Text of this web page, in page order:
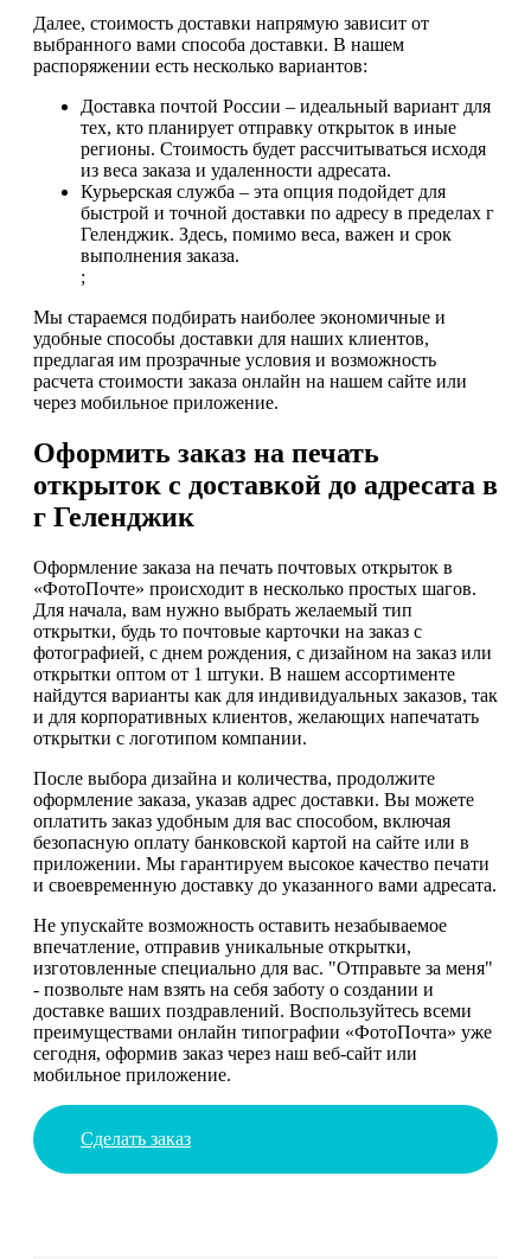
Далее, стоимость доставки напрямую зависит от
выбранного вами способа доставки. В нашем
распоряжении есть несколько вариантов:
Доставка почтой России – идеальный вариант для
тех, кто планирует отправку открыток в иные
регионы. Стоимость будет рассчитываться исходя
из веса заказа и удаленности адресата.
Курьерская служба – эта опция подойдет для
быстрой и точной доставки по адресу в пределах г
Геленджик. Здесь, помимо веса, важен и срок
выполнения заказа.
;
Мы стараемся подбирать наиболее экономичные и
удобные способы доставки для наших клиентов,
предлагая им прозрачные условия и возможность
расчета стоимости заказа онлайн на нашем сайте или
через мобильное приложение.
Оформить заказ на печать
открыток с доставкой до адресата в
г Геленджик
Оформление заказа на печать почтовых открыток в
«ФотоПочте» происходит в несколько простых шагов.
Для начала, вам нужно выбрать желаемый тип
открытки, будь то почтовые карточки на заказ с
фотографией, с днем рождения, с дизайном на заказ или
открытки оптом от 1 штуки. В нашем ассортименте
найдутся варианты как для индивидуальных заказов, так
и для корпоративных клиентов, желающих напечатать
открытки с логотипом компании.
После выбора дизайна и количества, продолжите
оформление заказа, указав адрес доставки. Вы можете
оплатить заказ удобным для вас способом, включая
безопасную оплату банковской картой на сайте или в
приложении. Мы гарантируем высокое качество печати
и своевременную доставку до указанного вами адресата.
Не упускайте возможность оставить незабываемое
впечатление, отправив уникальные открытки,
изготовленные специально для вас. "Отправьте за меня"
- позвольте нам взять на себя заботу о создании и
доставке ваших поздравлений. Воспользуйтесь всеми
преимуществами онлайн типографии «ФотоПочта» уже
сегодня, оформив заказ через наш веб-сайт или
мобильное приложение.
Сделать заказ